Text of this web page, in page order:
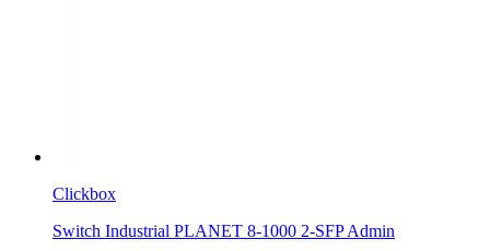
Clickbox
Switch Industrial PLANET 8-1000 2-SFP Admin